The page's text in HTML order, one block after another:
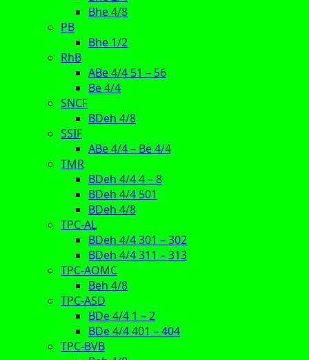
Bhe 4/8
PB
Bhe 1/2
RhB
ABe 4/4 51 – 56
Be 4/4
SNCF
BDeh 4/8
SSIF
ABe 4/4 – Be 4/4
TMR
BDeh 4/4 4 – 8
BDeh 4/4 501
BDeh 4/8
TPC-AL
BDeh 4/4 301 – 302
BDeh 4/4 311 – 313
TPC-AOMC
Beh 4/8
TPC-ASD
BDe 4/4 1 – 2
BDe 4/4 401 – 404
TPC-BVB